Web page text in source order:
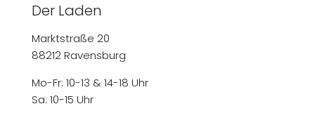
Der Laden
Marktstraße 20
88212 Ravensburg
Mo-Fr: 10-13 & 14-18 Uhr
Sa: 10-15 Uhr